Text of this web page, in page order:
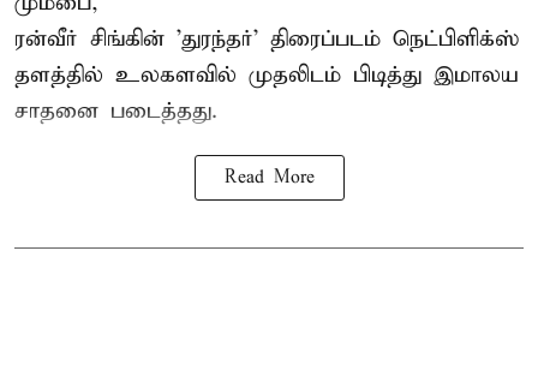
ரன்வீர் சிங்கின் 'துரந்தர்' திரைப்படம் நெட்பிளிக்ஸ்
தளத்தில் உலகளவில் முதலிடம் பிடித்து இமாலய
சாதனை படைத்தது.
Read More